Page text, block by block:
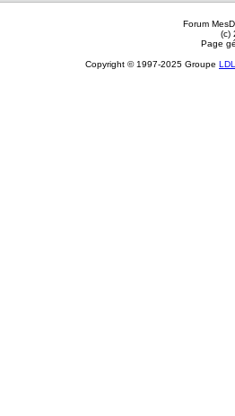
Forum
(c)
Page
Copyright © 1997-2025 Groupe